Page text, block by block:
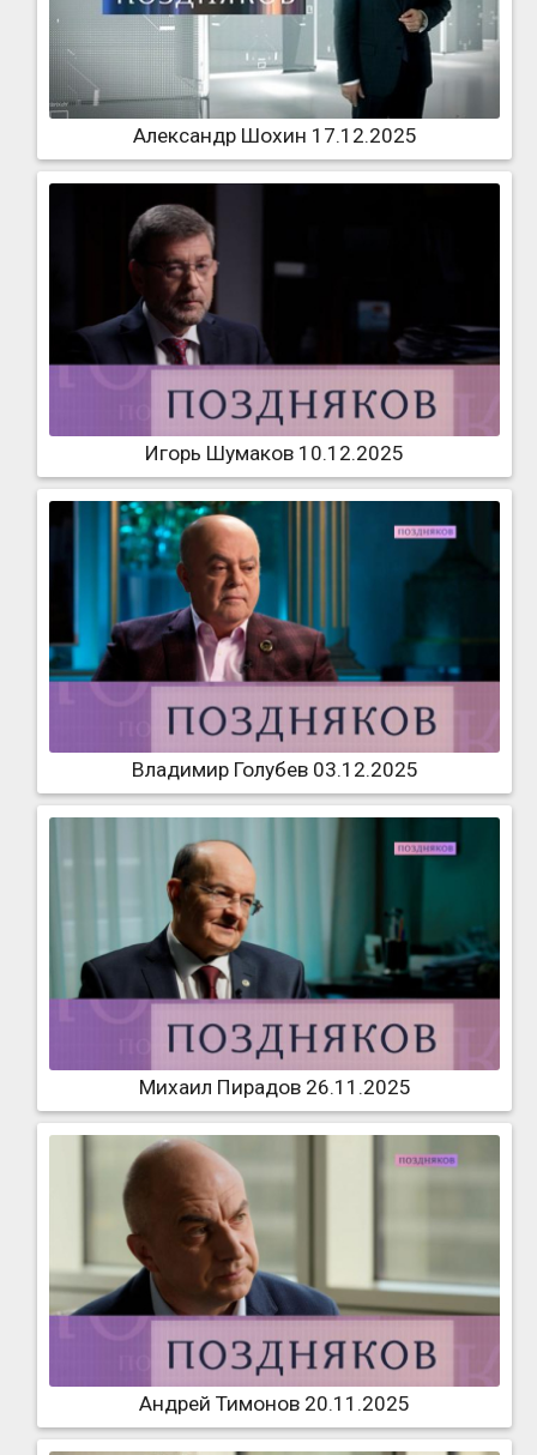
Александр Шохин 17.12.2025
Игорь Шумаков 10.12.2025
Владимир Голубев 03.12.2025
Михаил Пирадов 26.11.2025
Андрей Тимонов 20.11.2025